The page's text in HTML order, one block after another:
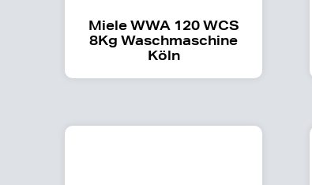
Miele WWA 120 WCS
8Kg Waschmaschine
Köln